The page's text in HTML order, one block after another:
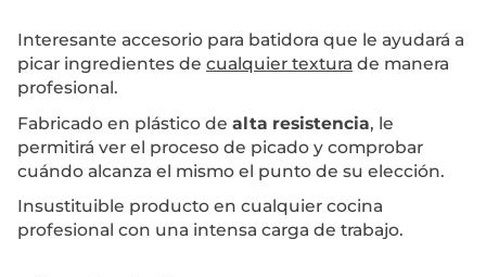
Interesante accesorio para batidora que le ayudará a
picar ingredientes de cualquier textura de manera
profesional.
Fabricado en plástico de alta resistencia, le
permitirá ver el proceso de picado y comprobar
cuándo alcanza el mismo el punto de su elección.
Insustituible producto en cualquier cocina
profesional con una intensa carga de trabajo.